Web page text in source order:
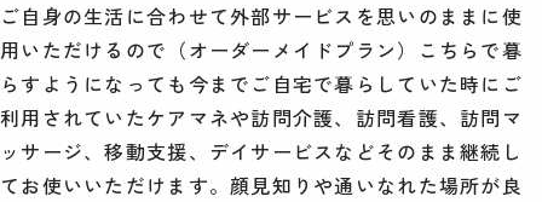
ご自身の生活に合わせて外部サービスを思いのままに使
用いただけるので（オーダーメイドプラン）こちらで暮
らすようになっても今までご自宅で暮らしていた時にご
利用されていたケアマネや訪問介護、訪問看護、訪問マ
ッサージ、移動支援、デイサービスなどそのまま継続し
てお使いいただけます。顔見知りや通いなれた場所が良